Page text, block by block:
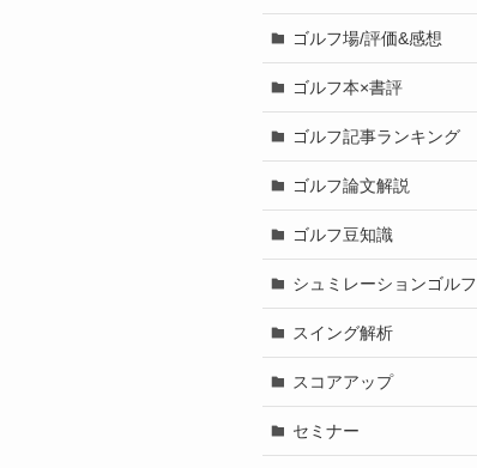
ゴルフ場/評価&感想
ゴルフ本×書評
ゴルフ記事ランキング
ゴルフ論文解説
ゴルフ豆知識
シュミレーションゴルフ
スイング解析
スコアアップ
セミナー